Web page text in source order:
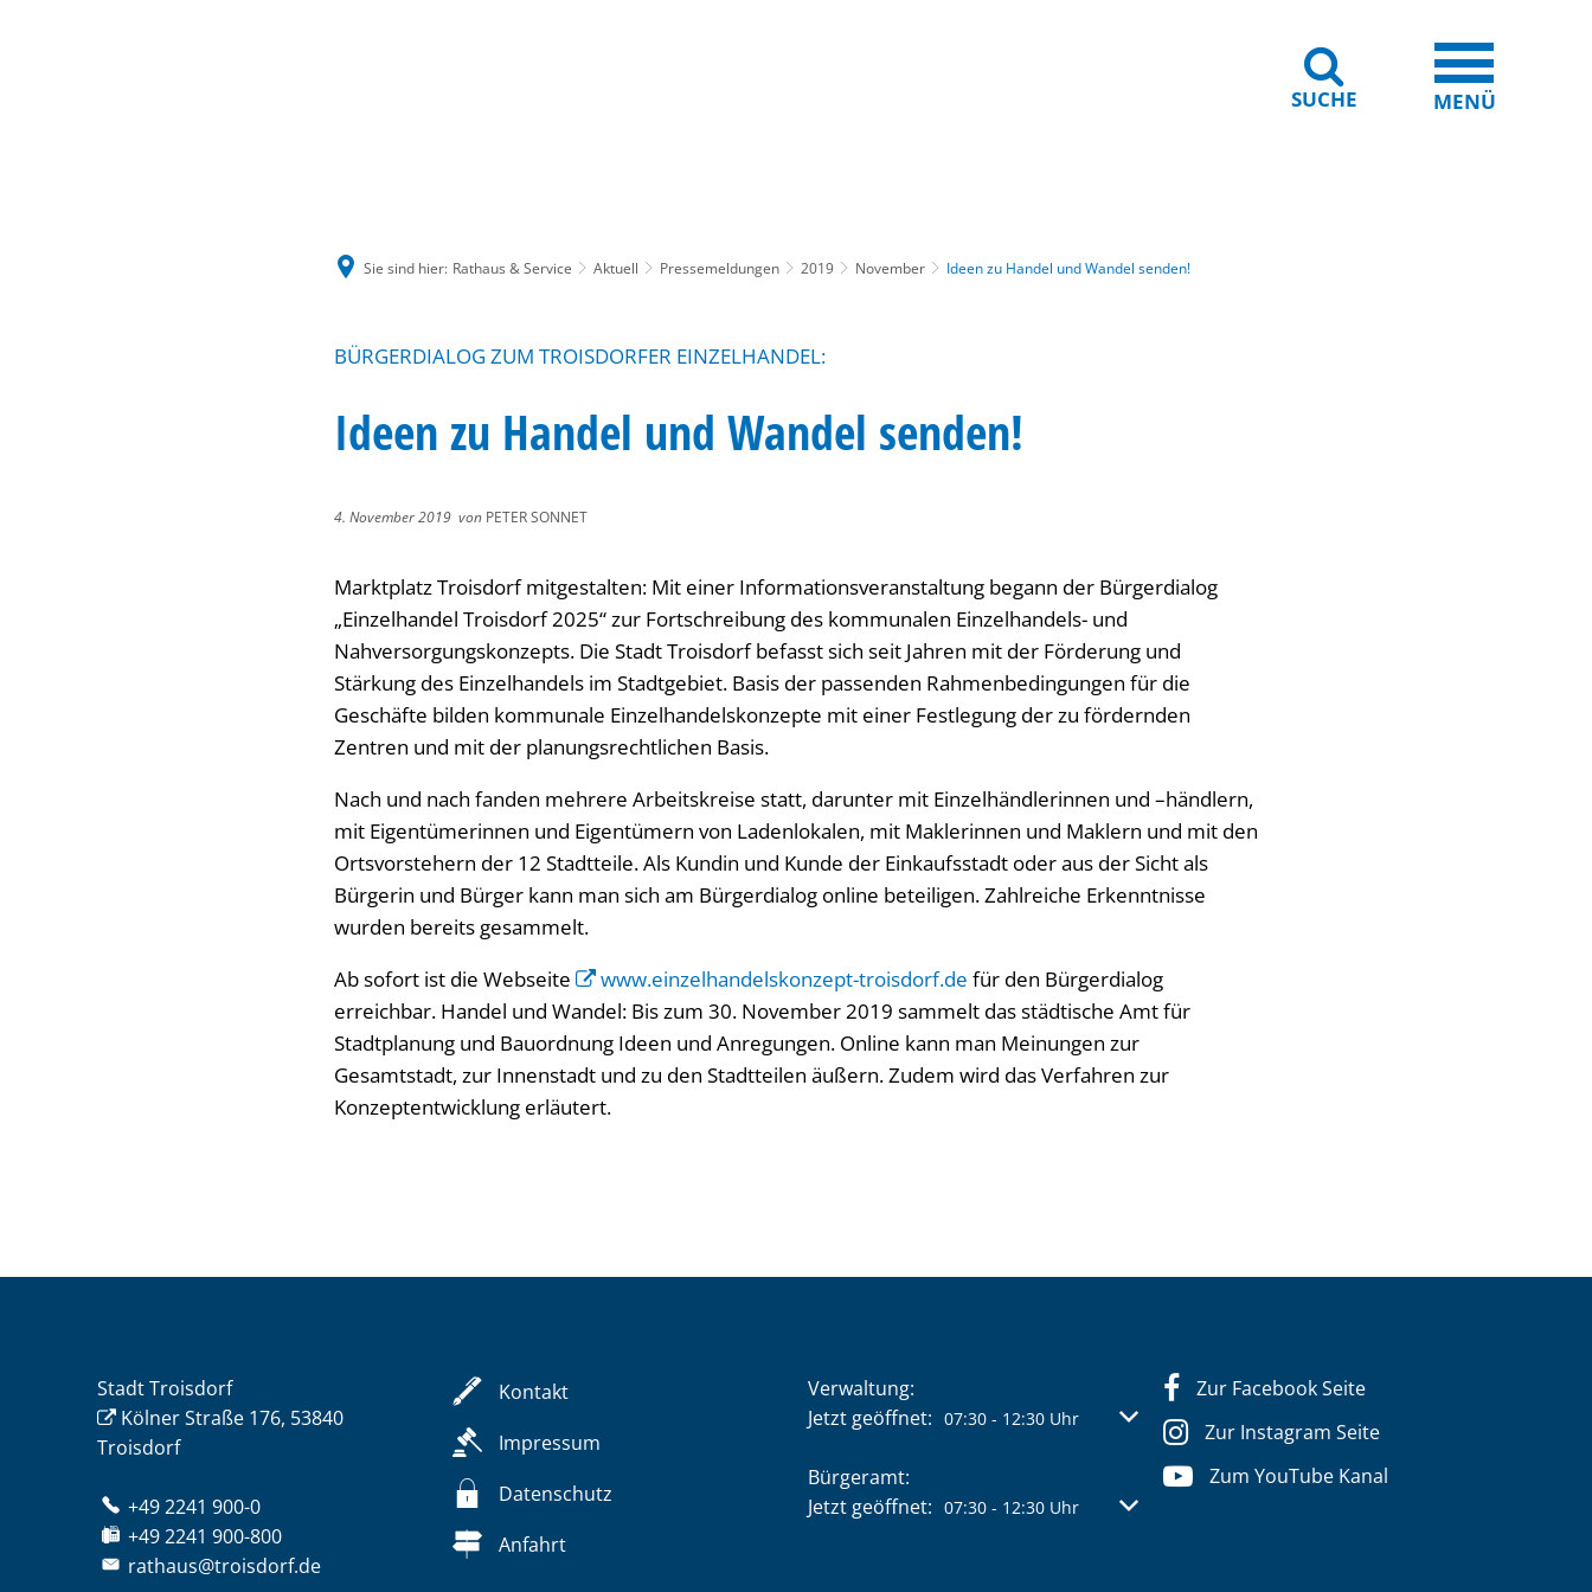
SUCHE MENÜ
Sie sind hier: Rathaus & Service Aktuell Pressemeldungen 2019 November Ideen zu Handel und Wandel senden!
BÜRGERDIALOG ZUM TROISDORFER EINZELHANDEL:
Ideen zu Handel und Wandel senden!
4. November 2019 von PETER SONNET
Marktplatz Troisdorf mitgestalten: Mit einer Informationsveranstaltung begann der Bürgerdialog
„Einzelhandel Troisdorf 2025“ zur Fortschreibung des kommunalen Einzelhandels- und
Nahversorgungskonzepts. Die Stadt Troisdorf befasst sich seit Jahren mit der Förderung und
Stärkung des Einzelhandels im Stadtgebiet. Basis der passenden Rahmenbedingungen für die
Geschäfte bilden kommunale Einzelhandelskonzepte mit einer Festlegung der zu fördernden
Zentren und mit der planungsrechtlichen Basis.
Nach und nach fanden mehrere Arbeitskreise statt, darunter mit Einzelhändlerinnen und –händlern,
mit Eigentümerinnen und Eigentümern von Ladenlokalen, mit Maklerinnen und Maklern und mit den
Ortsvorstehern der 12 Stadtteile. Als Kundin und Kunde der Einkaufsstadt oder aus der Sicht als
Bürgerin und Bürger kann man sich am Bürgerdialog online beteiligen. Zahlreiche Erkenntnisse
wurden bereits gesammelt.
Ab sofort ist die Webseite
www.einzelhandelskonzept-troisdorf.de für den Bürgerdialog
erreichbar. Handel und Wandel: Bis zum 30. November 2019 sammelt das städtische Amt für
Stadtplanung und Bauordnung Ideen und Anregungen. Online kann man Meinungen zur
Gesamtstadt, zur Innenstadt und zu den Stadtteilen äußern. Zudem wird das Verfahren zur
Konzeptentwicklung erläutert.
Stadt Troisdorf
Kölner Straße 176, 53840
Troisdorf
+49 2241 900-0
+49 2241 900-800
rathaus@troisdorf.de
Kontakt
Impressum
Datenschutz
Anfahrt
Verwaltung:
Klicken, um weitere Öffnungs- oder Schließzeiten auszublenden
Jetzt geöffnet: 07:30 - 12:30 Uhr Von 07:30 bis 12:30 Uhr
Bürgeramt:
Klicken, um weitere Öffnungs- oder Schließzeiten auszublenden
Jetzt geöffnet: 07:30 - 12:30 Uhr Von 07:30 bis 12:30 Uhr
Zur Facebook Seite
Zur Instagram Seite
Zum YouTube Kanal